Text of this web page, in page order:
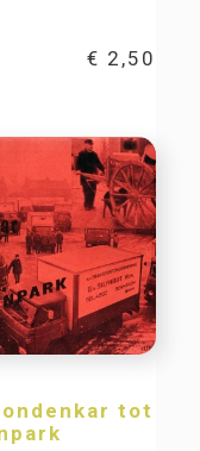
€ 2,50
tot